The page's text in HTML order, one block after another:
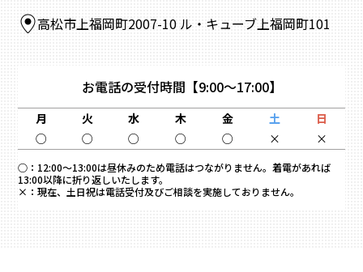
高松市上福岡町2007-10 ル・キューブ上福岡町101
お電話の受付時間 【9:00～17:00】
月 火 水 木 金 土
日
○
○ ○ ○ ○ × ×
○： 12:00～13:00は昼休みのため電話はつながりません。着電があれば
13:00以降に折り返しいたします。
×： 現在、土日祝は電話受付及びご相談を実施しておりません。